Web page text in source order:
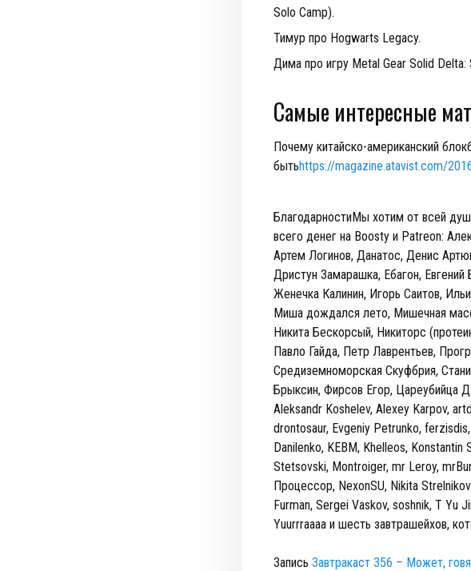
Solo Camp).
Тимур про Hogwarts Legacy.
Дима про игру Metal Gear Solid Delta:
Самые интересные
Почему китайско-американский
бытьhttps://magazine.atavist.com/
БлагодарностиМы хотим от всей
всего денег на Boosty и Patreon:
Артем Логинов, Данатос, Денис
Дристун Замарашка, Ебагон,
Женечка Калинин, Игорь Саитов,
Миша дождался лето, Мишечная
Никита Бескорсый, Никиторс
Павло Гайда, Петр Лаврентьев,
Средиземноморская Скуфбрия,
Брыксин, Фирсов Егор, Цареубийца
Aleksandr Koshelev, Alexey Karpov,
drontosaur, Evgeniy Petrunko,
Danilenko, KEBM, Khelleos,
Stetsovski, Montroiger, mr Leroy,
Процессор, NexonSU, Nikita
Furman, Sergei Vaskov, soshnik, T Yu
Yuurrraaaa и шесть завтрашейхов,
Запись Завтракаст 356 – Может,